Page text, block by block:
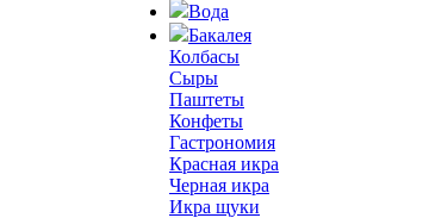
Вода
Бакалея
Колбасы
Сыры
Паштеты
Конфеты
Гастрономия
Красная икра
Черная икра
Икра щуки